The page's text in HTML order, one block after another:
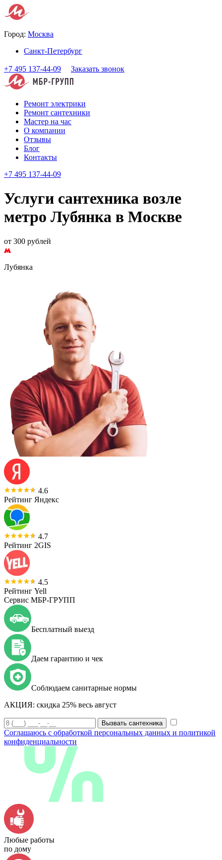
Город: Москва
Санкт-Петербург
+7 495 137-44-09 Заказать звонок
Ремонт электрики
Ремонт сантехники
Мастер на час
О компании
Отзывы
Блог
Контакты
+7 495 137-44-09
Услуги сантехника возле
метро Лубянка в Москве
от 300 рублей
Лубянка
4.6
Рейтинг Яндекс
4.7
Рейтинг 2GIS
4.5
Рейтинг Yell
Сервис МБР-ГРУПП
Бесплатный выезд
Даем гарантию и чек
Соблюдаем санитарные нормы
АКЦИЯ: скидка 25% весь август
Вызвать сантехника
Соглашаюсь с обработкой персональных данных и политикой
конфиденциальности
Любые работы
по дому